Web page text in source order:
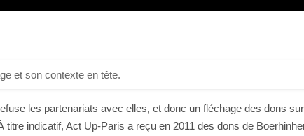
et son contexte en tête.
les partenariats avec elles, et donc un fléchage des dons
indicatif, Act Up-Paris a reçu en 2011 des dons de